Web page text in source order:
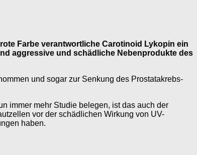
Farbe verantwortliche Carotinoid Lykopin ein
aggressive und schädliche Nebenprodukte des
und sogar zur Senkung des Prostatakrebs-
immer mehr Studie belegen, ist das auch der
vor der schädlichen Wirkung von UV-
haben.